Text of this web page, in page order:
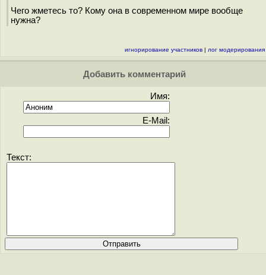
Чего жметесь то? Кому она в современном мире вообще
нужна?
игнорирование участников | лог модерирования
Добавить комментарий
Имя:
E-Mail:
Текст: